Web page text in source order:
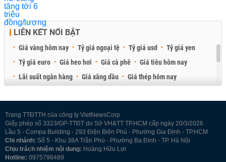
LIÊN KẾT NỔI BẬT
Giá vàng hôm nay Tỷ giá ngoại tệ Tỷ giá usd
Tỷ giá yen
Tỷ giá euro
Giá heo hơi Giá cà phê
Giá tiêu hôm nay
Lãi suất ngân hàng
Giá xăng dầu
Giá thép hôm nay
Trang TTĐTTH của công ty VietNewsCorp
Giấy phép số 3323/GP-TTĐT do Sở VH&TT TP.HCM cấp ngày 20/3/2026
Lầu 5 - Compa Building - 293 Điện Biên Phủ - Phường Gia Định - TP.HCM
Chi nhánh: Số 5 - Khu 38A Trần Phú - Phường Ba Đình - TP. Hà Nội
Chịu trách nhiệm nội dung: Hoàng Hữu Lợi
Hotline: 0975798489